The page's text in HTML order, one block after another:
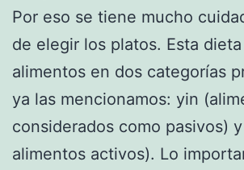
Por eso se tiene mucho
de elegir los platos. Esta
alimentos en dos categorías
ya las mencionamos: yin
considerados como pasivos)
alimentos activos). Lo